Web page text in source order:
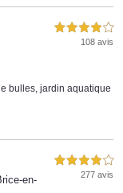
4,0 étoiles sur 5
108 avis
bulles, jardin aquatique
en-
4,0 étoiles sur 5
277 avis